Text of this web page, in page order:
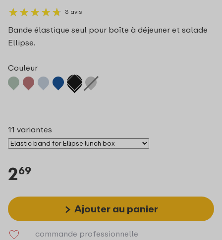
★★★★★
★★★★★ 3 avis
Bande élastique seul pour boîte à déjeuner et salade
Ellipse.
Couleur
11 variantes
269
Ajouter au panier
commande professionnelle